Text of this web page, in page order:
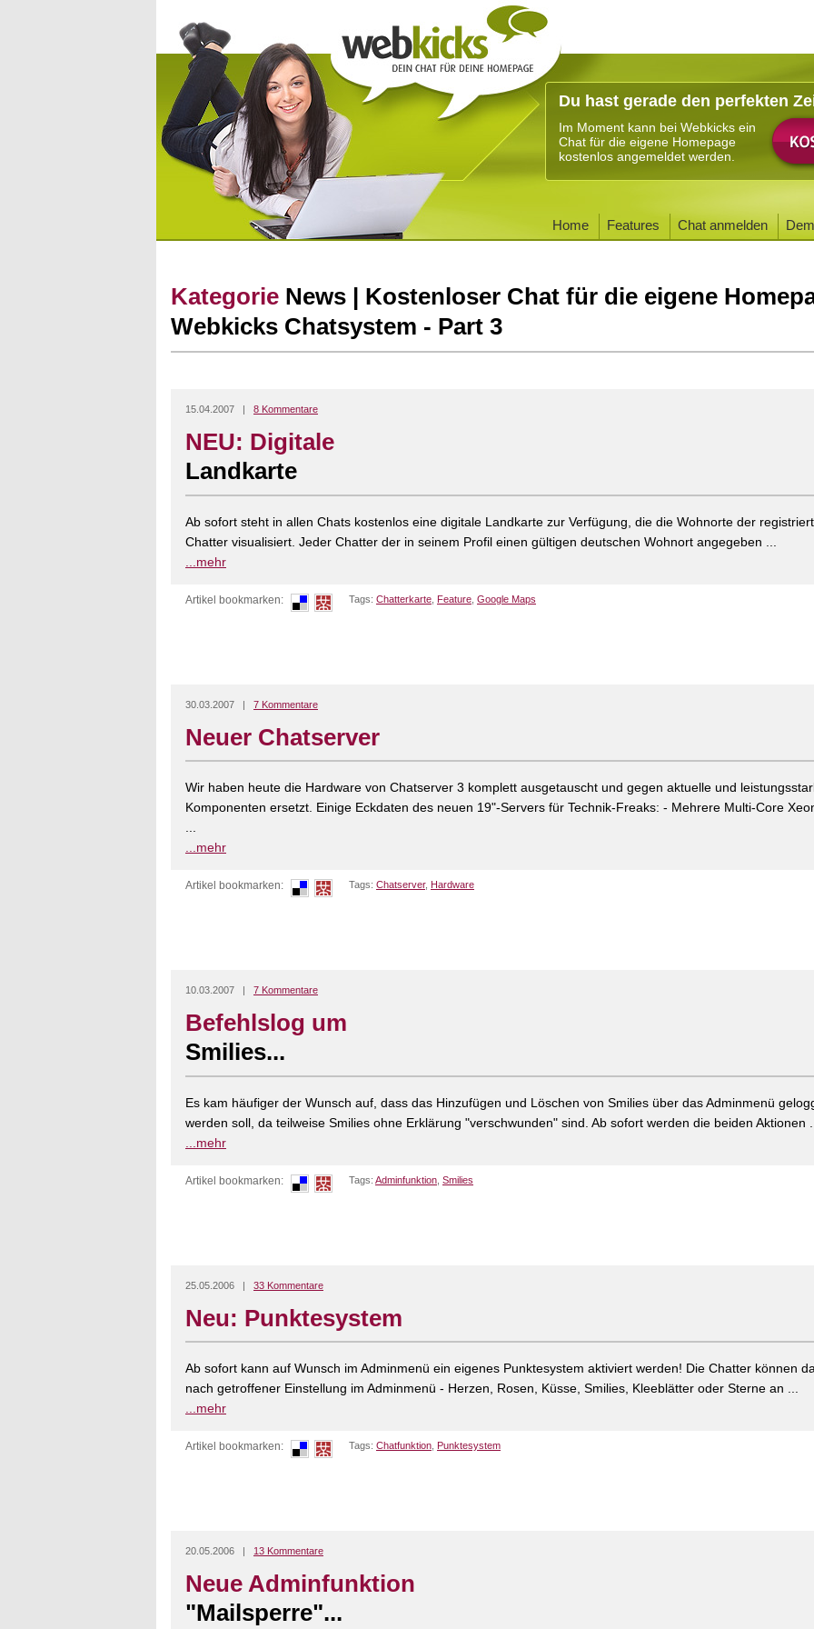
Du hast gerade den perfekten
Im Moment kann bei Webkicks ein
Chat für die eigene Homepage
kostenlos angemeldet werden.
Home Features Chat anmelden
Kategorie News | Kostenloser Chat für die eigene
Webkicks Chatsystem - Part 3
15.04.2007 | 8 Kommentare
NEU: Digitale
Landkarte
Ab sofort steht in allen Chats kostenlos eine digitale Landkarte zur Verfügung, die die Wohnorte der
Chatter visualisiert. Jeder Chatter der in seinem Profil einen gültigen deutschen Wohnort angegeben ...
...mehr
Artikel bookmarken: Tags: Chatterkarte Feature Google Maps
30.03.2007 | 7 Kommentare
Neuer Chatserver
Wir haben heute die Hardware von Chatserver 3 komplett ausgetauscht und gegen aktuelle und
Komponenten ersetzt. Einige Eckdaten des neuen 19"-Servers für Technik-Freaks: - Mehrere Multi-Core
...mehr
Artikel bookmarken: Tags: Chatserver, Hardware
10.03.2007 | 7 Kommentare
Befehlslog um
Smilies...
Es kam häufiger der Wunsch auf, dass das Hinzufügen und Löschen von Smilies über das Adminmenü
werden soll, da teilweise Smilies ohne Erklärung "verschwunden" sind. Ab sofort werden die beiden Aktionen ...
...mehr
Artikel bookmarken: Tags: Adminfunktion Smilies
25.05.2006 | 33 Kommentare
Neu: Punktesystem
Ab sofort kann auf Wunsch im Adminmenü ein eigenes Punktesystem aktiviert werden! Die Chatter können
nach getroffener Einstellung im Adminmenü - Herzen, Rosen, Küsse, Smilies, Kleeblätter oder Sterne an ...
...mehr
Artikel bookmarken: Tags: Chatfunktion Punktesystem
20.05.2006 | 13 Kommentare
Neue Adminfunktion
"Mailsperre"...